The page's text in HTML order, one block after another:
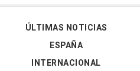
ÚLTIMAS NOTICIAS
ESPAÑA
INTERNACIONAL